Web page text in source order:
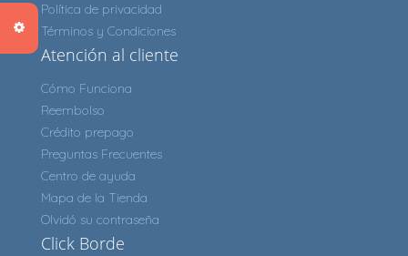
Política de privacidad
Términos y Condiciones
Atención al cliente
Cómo Funciona
Reembolso
Crédito prepago
Preguntas Frecuentes
Centro de ayuda
Mapa de la Tienda
Olvidó su contraseña
Click Borde